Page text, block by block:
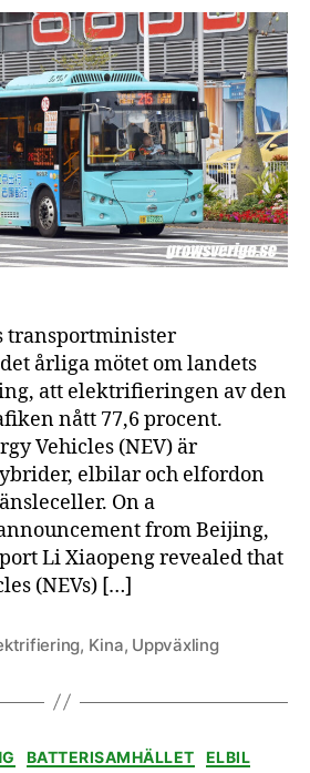
Kinas
kollektivtrafik
drivs
med
elektricitet
och
hybridmotorer
transportminister
årliga mötet om landets
att elektrifieringen av den
nått 77,6 procent.
Vehicles (NEV) är
elbilar och elfordon
On a
from Beijing,
Li Xiaopeng revealed that
(NEVs) […]
, Kina, Uppväxling
Kategorier
BATTERISAMHÄLLET ELBIL